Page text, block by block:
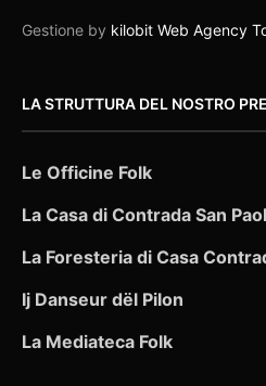
Gestione by kilobit Web Agency
LA STRUTTURA DEL NOSTRO
Le Officine Folk
La Casa di Contrada San
La Foresteria di Casa
Ij Danseur dël Pilon
La Mediateca Folk